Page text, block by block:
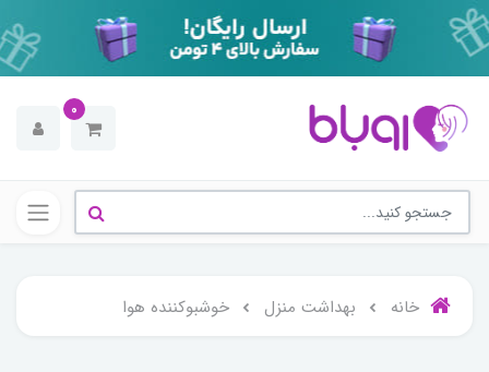
0
خانه بهداشت منزل خوشبوکننده هوا